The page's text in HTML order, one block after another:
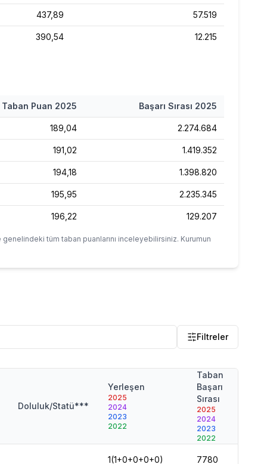
437,89 57.519
390,54 12.215
Taban Puan 2025 Başarı Sırası 2025
189,04 2.274.684
191,02 1.419.352
194,18 1.398.820
195,95 2.235.345
196,22 129.207
tüm taban puanlarını inceleyebilirsiniz. Kurumun
Filtreler
Doluluk/Statü***
Yerleşen
2025
2024
2023
2022
Taban
Başarı
Sırası
2025
2024
2023
2022
1(1+0+0+0+0)
7780